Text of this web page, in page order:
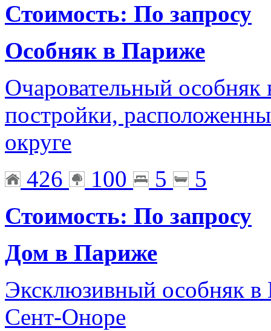
Стоимость: По запросу
Особняк в Париже
Очаровательный особняк
постройки,
округе
426
100 5
5
Стоимость: По запросу
Дом в Париже
Эксклюзивный особняк
Сент-Оноре